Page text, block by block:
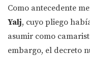
Como antecedente
Yalj, cuyo pliego
asumir como
embargo, el decreto